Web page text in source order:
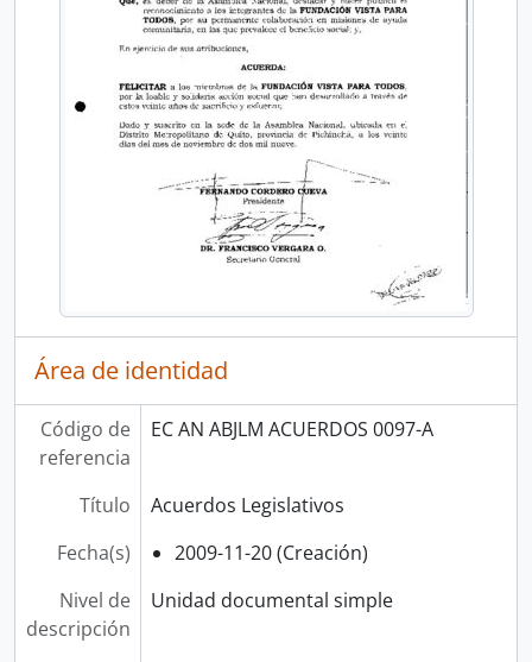
Área de identidad
Código de
referencia
EC AN ABJLM ACUERDOS 0097-A
Título
Acuerdos Legislativos
Fecha(s)
2009-11-20 (Creación)
Nivel de
descripción
Unidad documental simple